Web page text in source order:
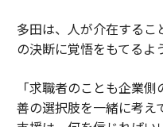
多田は、人が介在するこ
の決断に覚悟をもてるよ
「求職者のことも企業
善の選択肢を一緒に考え